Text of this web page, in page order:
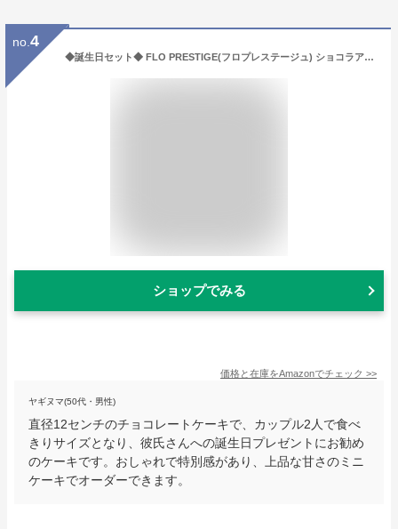
no. 4
◆誕生日セット◆ FLO PRESTIGE(フロプレステージュ) ショコラアメール 冷凍ケーキ 直径約12cm | 洋菓子 チョコレートケーキ ギフト プレゼント 誕生日 バースデー birthday
ショップでみる
価格と在庫をAmazonでチェック >>
ヤギヌマ(50代・男性)
直径12センチのチョコレートケーキで、カップル2人で食べ
きりサイズとなり、彼氏さんへの誕生日プレゼントにお勧め
のケーキです。おしゃれで特別感があり、上品な甘さのミニ
ケーキでオーダーできます。